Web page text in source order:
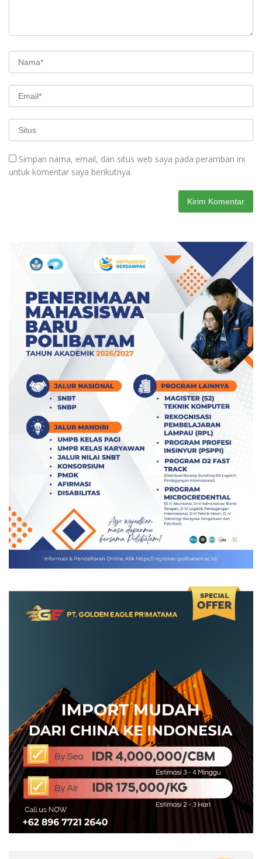
Simpan nama, email, dan situs web saya pada peramban ini
untuk komentar saya berikutnya.